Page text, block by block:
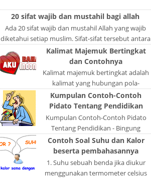
lakukan adalah mencari luas
lingkaran tabun...
20 sifat wajib dan mustahil bagi allah
Ada 20 sifat wajib dan mustahil Allah yang wajib
diketahui setiap muslim. Sifat-sifat tersebut antara
lain: Sifat Wajib Tulisan A...
Kalimat Majemuk Bertingkat
dan Contohnya
Kalimat majemuk bertingkat adalah
kalimat yang hubungan pola-
polanya tidak sederajat. Salah satu
pola menduduki sebagai induk
kalimat, se...
Kumpulan Contoh-Contoh
Pidato Tentang Pendidikan
Kumpulan Contoh-Contoh Pidato
Tentang Pendidikan - Bingung
ngerjain tugas bikin pidato sekolah?
Atau sedang nyari kumpulan
contoh-contoh ...
Contoh Soal Suhu dan Kalor
beserta pembahasannya
1. Suhu sebuah benda jika diukur
menggunakan termometer celsius